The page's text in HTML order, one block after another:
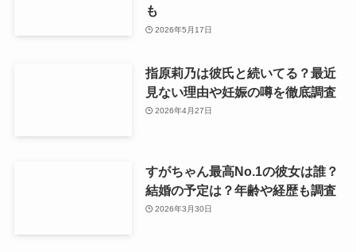
も
2026年5月17日
指原莉乃は彼氏と続いてる？最近
見ない理由や妊娠の噂を徹底調査
2026年4月27日
すがちゃん最高No.1の彼女は誰？
結婚の予定は？年齢や経歴も調査
2026年3月30日